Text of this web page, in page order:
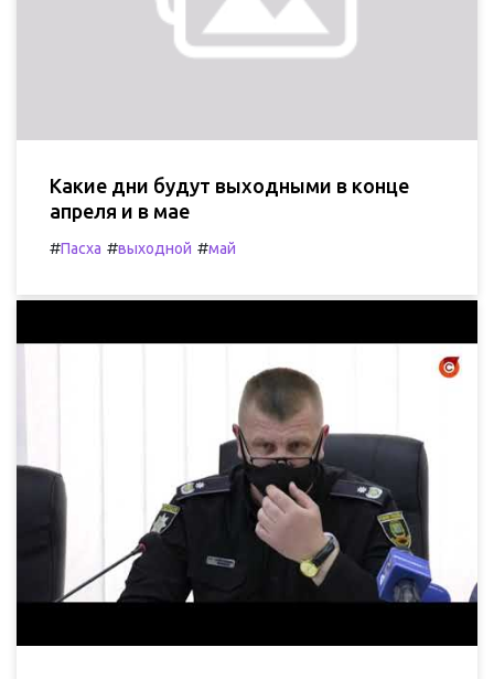
Какие дни будут выходными в конце
апреля и в мае
#Пасха #выходной #май